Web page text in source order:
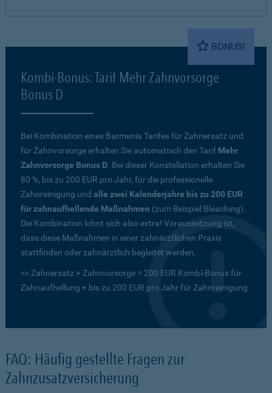
BONUS!
Kombi-Bonus: Tarif Mehr Zahnvorsorge
Bonus D
Bei Kombination eines Barmenia Tarifes für Zahnersatz und
für Zahnvorsorge erhalten Sie automatisch den Tarif Mehr
Zahnvorsorge Bonus D. Bei dieser Konstellation erhalten Sie
80 %, bis zu 200 EUR pro Jahr, für die professionelle
Zahnreinigung und alle zwei Kalenderjahre bis zu 200 EUR
für zahnaufhellende Maßnahmen (zum Beispiel Bleaching).
Die Kombination lohnt sich also extra! Voraussetzung ist,
dass diese Maßnahmen in einer zahnärztlichen Praxis
stattfinden oder zahnärztlich begleitet werden.
>> Zahnersatz + Zahnvorsorge = 200 EUR Kombi-Bonus für
Zahnaufhellung + bis zu 200 EUR pro Jahr für Zahnreinigung
FAQ: Häufig gestellte Fragen zur
Zahnzusatzversicherung